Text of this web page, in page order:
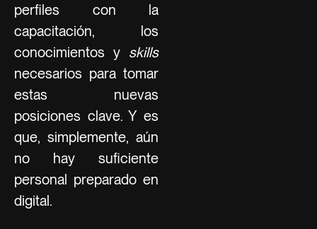
perfiles con la
capacitación, los
conocimientos y skills
necesarios para tomar
estas nuevas
posiciones clave. Y es
que, simplemente, aún
no hay suficiente
personal preparado en
digital.